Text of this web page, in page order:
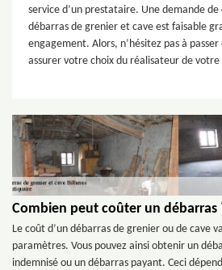
service d’un prestataire. Une demande de
débarras de grenier et cave est faisable
engagement. Alors, n’hésitez pas à
assurer votre choix du réalisateur de
Combien peut coûter un débarras
Le coût d’un débarras de grenier ou de cave
paramètres. Vous pouvez ainsi obtenir un
indemnisé ou un débarras payant. Ceci